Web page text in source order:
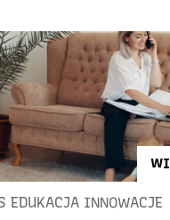
EDUKACJA INNOWACJE